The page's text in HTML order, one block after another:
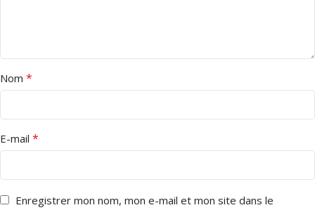
Nom *
E-mail *
Enregistrer mon nom, mon e-mail et mon site dans le